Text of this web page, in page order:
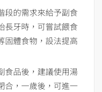
段的需求來給予副食
長牙時，可嘗試餵食
固體食物，設法提高
食品後，建議使用湯
合，一歲後，可進一